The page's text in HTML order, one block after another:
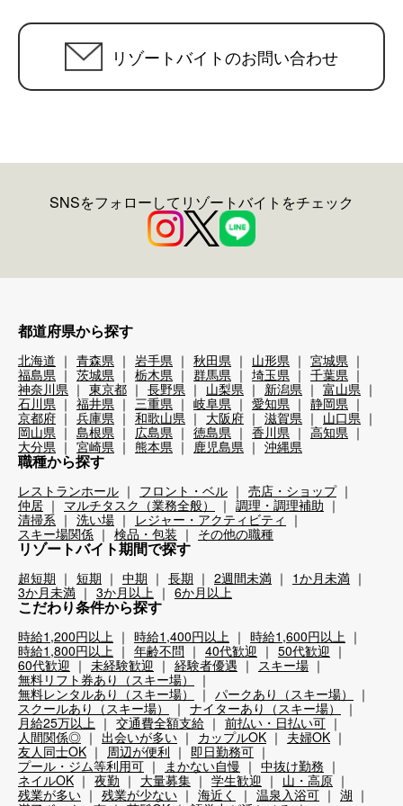
リゾートバイトのお問い合わせ
SNSをフォローしてリゾートバイトをチェック
都道府県から探す
北海道 青森県 岩手県 秋田県 山形県
宮城県
福島県
茨城県 栃木県 群馬県 埼玉県
千葉県
神奈川県
東京都 長野県 山梨県 新潟県
富山県
石川県
福井県 三重県 岐阜県 愛知県
静岡県
京都府
兵庫県 和歌山県 大阪府 滋賀県
山口県
岡山県
島根県 広島県 徳島県 香川県
高知県
大分県
宮崎県 熊本県 鹿児島県 沖縄県
職種から探す
レストランホール フロント・ベル
売店・ショップ
仲居
マルチタスク（業務全般）
調理・調理補助
清掃系
洗い場
レジャー・アクティビティ
スキー場関係
検品・包装 その他の職種
リゾートバイト期間で探す
超短期 短期 中期 長期 2週間未満
1か月未満
3か月未満
3か月以上 6か月以上
こだわり条件から探す
時給1,200円以上 時給1,400円以上
時給1,600円以上
時給1,800円以上
年齢不問 40代歓迎
50代歓迎
60代歓迎
未経験歓迎 経験者優遇
スキー場
無料リフト券あり（スキー場）
無料レンタルあり（スキー場）
パークあり（スキー場）
スクールあり（スキー場）
ナイターあり（スキー場）
月給25万以上
交通費全額支給
前払い・日払い可
人間関係◎
出会いが多い カップルOK
夫婦OK
友人同士OK
周辺が便利
即日勤務可
プール・ジム等利用可
まかない自慢
中抜け勤務
ネイルOK
夜勤 大量募集 学生歓迎
山・高原
残業が多い
残業が少ない 海近く 温泉入浴可
湖